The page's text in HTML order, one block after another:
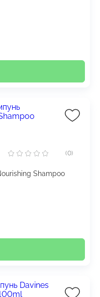
(0)
Shampoo